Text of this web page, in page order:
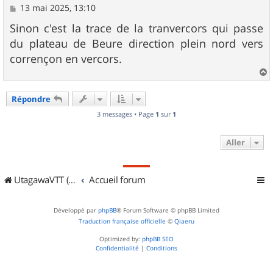
M
s
s
a
g
e
13 mai 2025, 13:10
Sinon c'est la trace de la tranvercors qui passe
du plateau de Beure direction plein nord vers
corrençon en vercors.
a
Répondre
3 messages • Page 1 sur 1
Aller
UtagawaVTT (Randos VTT et VTTAE avec traces GPS) Accueil forum
Développé par phpBB® Forum Software © phpBB Limited
Traduction française officielle © Qiaeru
Optimized by: phpBB SEO
Confidentialité | Conditions